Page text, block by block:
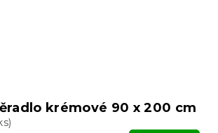
krémové 90 x 200 cm